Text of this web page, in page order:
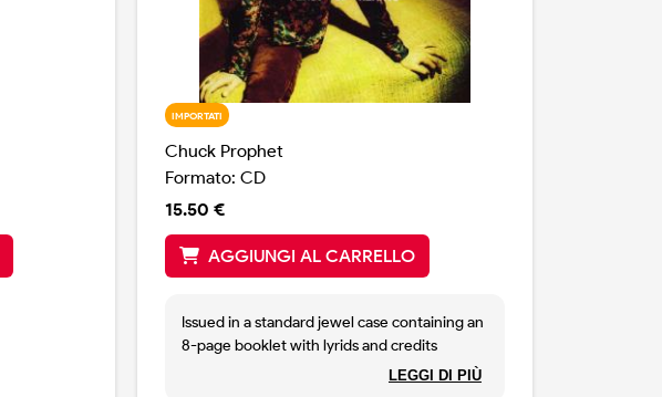
IMPORTATI
Chuck Prophet
Formato: CD
15.50 €
AGGIUNGI AL CARRELLO
Issued in a standard jewel case containing an
8-page booklet with lyrids and credits
Tracks durations don't appear on release.
LEGGI DI PIÙ